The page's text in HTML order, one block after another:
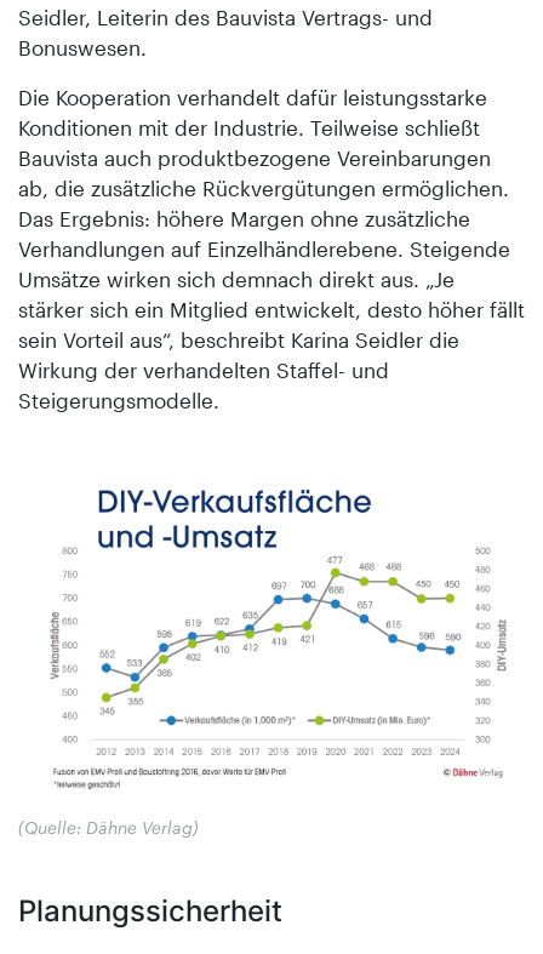
Seidler, Leiterin des Bauvista Vertrags- und
Bonuswesen.
Die Kooperation verhandelt dafür leistungsstarke
Konditionen mit der Industrie. Teilweise schließt
Bauvista auch produktbezogene Vereinbarungen
ab, die zusätzliche Rückvergütungen ermöglichen.
Das Ergebnis: höhere Margen ohne zusätzliche
Verhandlungen auf Einzelhänd­lerebene. Steigende
Umsätze wirken sich demnach direkt aus. „Je
stärker sich ein Mitglied entwickelt, desto höher fällt
sein Vorteil aus“, beschreibt Karina Seidler die
Wirkung der verhandelten Staffel- und
Steigerungsmodelle.
(Quelle: Dähne Verlag)
Planungssicherheit